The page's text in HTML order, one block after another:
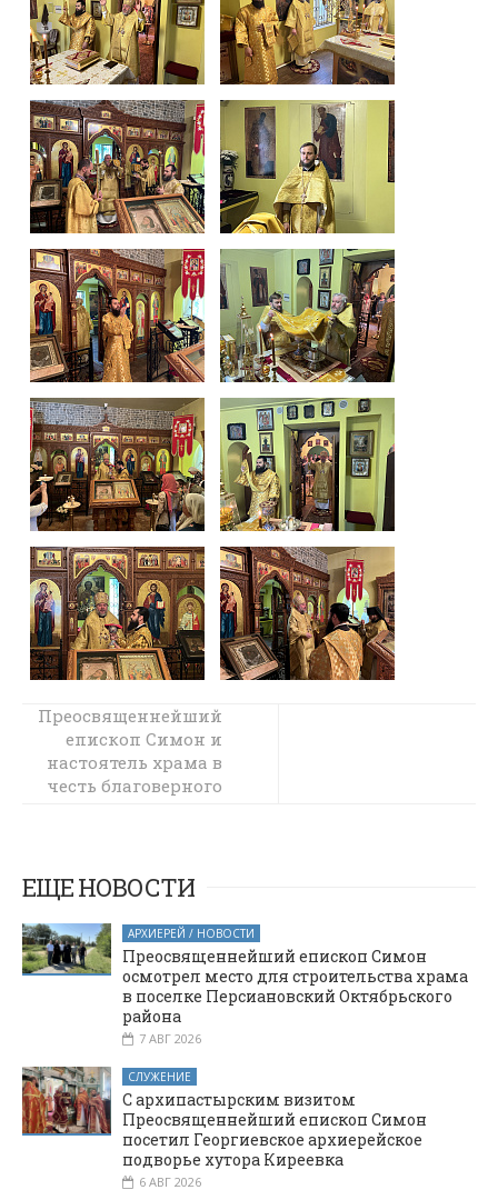
Преосвященнейший
епископ Симон
встретился с
православными
Преосвященнейший
епископ Симон и
настоятель храма в
честь благоверного
вопросы
организации
внутреннего
убранства храма
ЕЩЕ НОВОСТИ
АРХИЕРЕЙ / НОВОСТИ
Преосвященнейший епископ Симон
осмотрел место для строительства храма
в поселке Персиановский Октябрьского
района
7 АВГ 2026
СЛУЖЕНИЕ
С архипастырским визитом
Преосвященнейший епископ Симон
посетил Георгиевское архиерейское
подворье хутора Киреевка
6 АВГ 2026